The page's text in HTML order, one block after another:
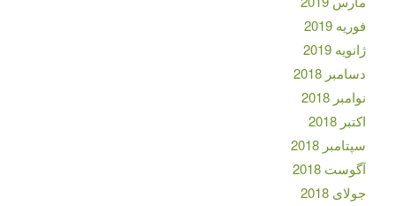
فوریه 2019
ژانویه 2019
دسامبر 2018
نوامبر 2018
اکتبر 2018
سپتامبر 2018
آگوست 2018
جولای 2018